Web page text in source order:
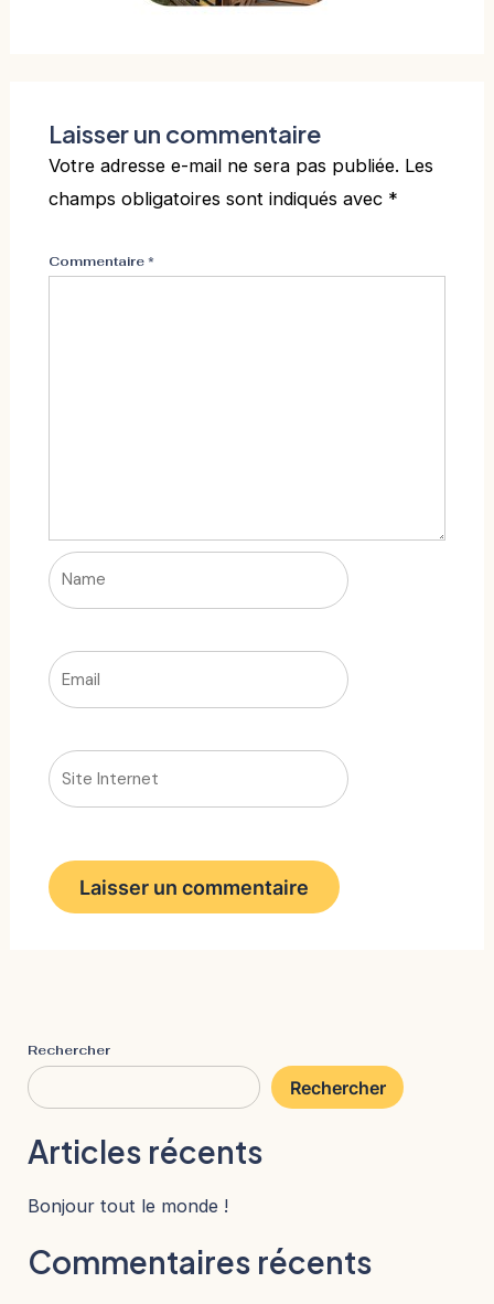
Laisser un commentaire
Votre adresse e-mail ne sera pas publiée. Les
champs obligatoires sont indiqués avec *
Commentaire*
Name
Email
Site
Internet
Rechercher
Rechercher
Articles récents
Bonjour tout le monde !
Commentaires récents